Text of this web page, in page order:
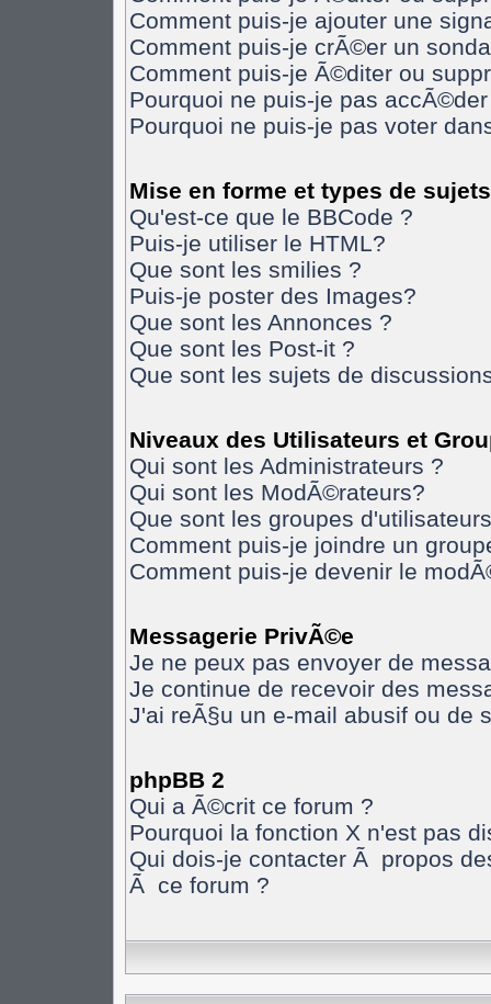
Comment puis-je ajouter une
Comment puis-je crÃ©er un
Comment puis-je Ã©diter ou
Pourquoi ne puis-je pas
Pourquoi ne puis-je pas voter
Mise en forme et types de sujets
Qu'est-ce que le BBCode ?
Puis-je utiliser le HTML?
Que sont les smilies ?
Puis-je poster des Images?
Que sont les Annonces ?
Que sont les Post-it ?
Que sont les sujets de
Niveaux des Utilisateurs et
Qui sont les Administrateurs ?
Qui sont les ModÃ©rateurs?
Que sont les groupes
Comment puis-je joindre un
Comment puis-je devenir le
Messagerie PrivÃ©e
Je ne peux pas envoyer de
Je continue de recevoir des
J'ai reÃ§u un e-mail abusif ou de
phpBB 2
Qui a Ã©crit ce forum ?
Pourquoi la fonction X n'est pas
Qui dois-je contacter Ã propos
Ã ce forum ?